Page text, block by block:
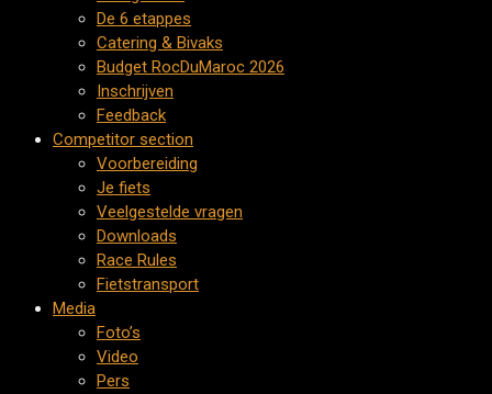
De 6 etappes
Catering & Bivaks
Budget RocDuMaroc 2026
Inschrijven
Feedback
Competitor section
Voorbereiding
Je fiets
Veelgestelde vragen
Downloads
Race Rules
Fietstransport
Media
Foto’s
Video
Pers